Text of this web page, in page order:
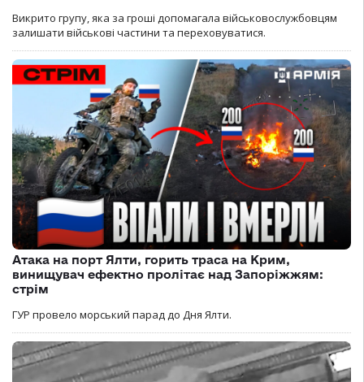
Викрито групу, яка за гроші допомагала військовослужбовцям
залишати військові частини та переховуватися.
Атака на порт Ялти, горить траса на Крим,
винищувач ефектно пролітає над Запоріжжям:
стрім
ГУР провело морський парад до Дня Ялти.